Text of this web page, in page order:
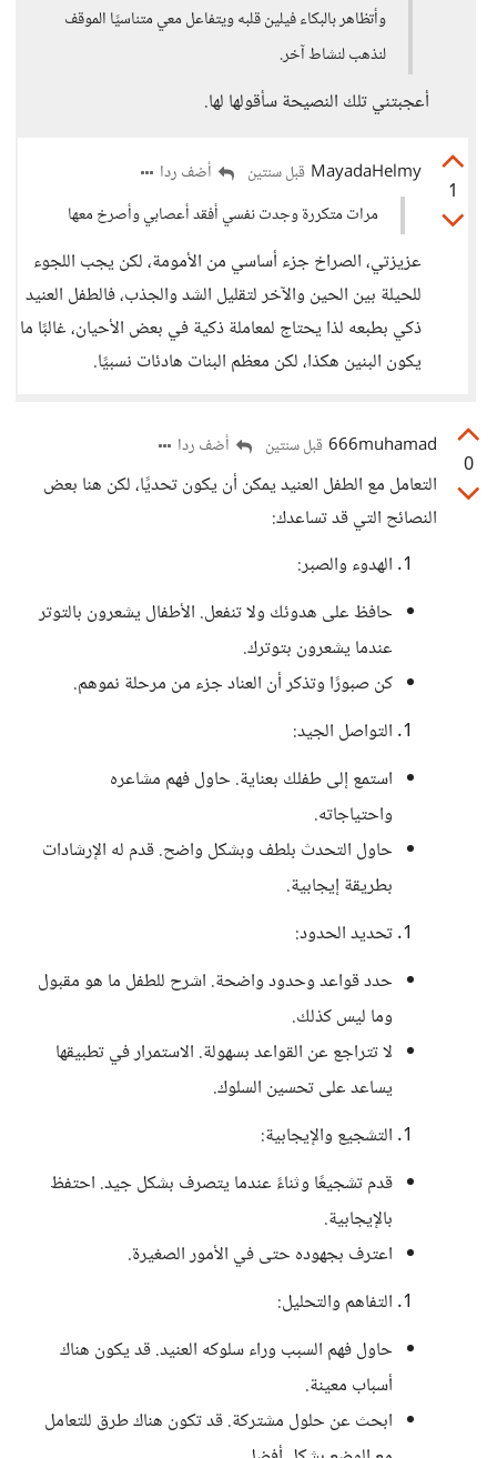
وأتظاهر بالبكاء فيلين قلبه ويتفاعل معي متناسيًا الموقف
لنذهب لنشاط آخر.
أعجبتني تلك النصيحة سأقولها لها.
1
MayadaHelmy قبل سنتين
أضف ردا
مرات متكررة وجدت نفسي أفقد أعصابي وأصرخ معها
عزيزتي، الصراخ جزء أساسي من الأمومة، لكن يجب اللجوء
للحيلة بين الحين والآخر لتقليل الشد والجذب، فالطفل العنيد
ذكي بطبعه لذا يحتاج لمعاملة ذكية في بعض الأحيان، غالبًا ما
يكون البنين هكذا، لكن معظم البنات هادئات نسبيًا.
0
666muhamad قبل سنتين أضف ردا
التعامل مع الطفل العنيد يمكن أن يكون تحديًا، لكن هنا بعض
النصائح التي قد تساعدك:
الهدوء والصبر:
حافظ على هدوئك ولا تنفعل. الأطفال يشعرون بالتوتر
عندما يشعرون بتوترك.
كن صبورًا وتذكر أن العناد جزء من مرحلة نموهم.
التواصل الجيد:
استمع إلى طفلك بعناية. حاول فهم مشاعره
واحتياجاته.
حاول التحدث بلطف وبشكل واضح. قدم له الإرشادات
بطريقة إيجابية.
تحديد الحدود:
حدد قواعد وحدود واضحة. اشرح للطفل ما هو مقبول
وما ليس كذلك.
لا تتراجع عن القواعد بسهولة. الاستمرار في تطبيقها
يساعد على تحسين السلوك.
التشجيع والإيجابية:
قدم تشجيعًا وثناءً عندما يتصرف بشكل جيد. احتفظ
بالإيجابية.
اعترف بجهوده حتى في الأمور الصغيرة.
التفاهم والتحليل:
حاول فهم السبب وراء سلوكه العنيد. قد يكون هناك
أسباب معينة.
ابحث عن حلول مشتركة. قد تكون هناك طرق للتعامل